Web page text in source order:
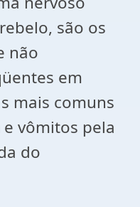
são os
não
em
mais comuns
vômitos pela
do